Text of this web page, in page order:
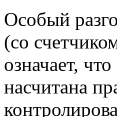
Особый
(со
означает,
насчитана